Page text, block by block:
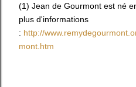
(1) Jean de Gourmont est né
plus d'informations
: http://
mont.htm